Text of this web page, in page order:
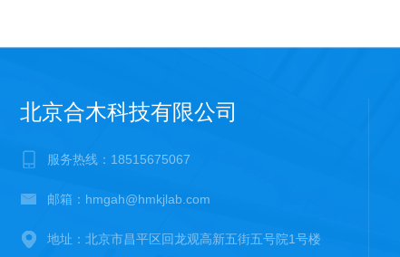
北京合木科技有限公司
服务热线：18515675067
邮箱：hmgah@hmkjlab.com
地址：北京市昌平区回龙观高新五街五号院1号楼